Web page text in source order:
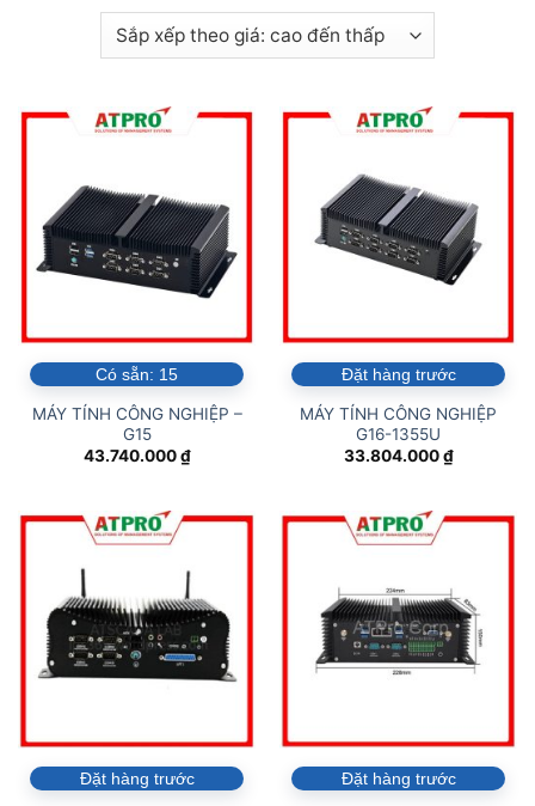
Có sẵn: 15
MÁY TÍNH CÔNG NGHIỆP –
G15
43.740.000₫
Đặt hàng trước
MÁY TÍNH CÔNG NGHIỆP
G16-1355U
33.804.000₫
Đặt hàng trước Đặt hàng trước